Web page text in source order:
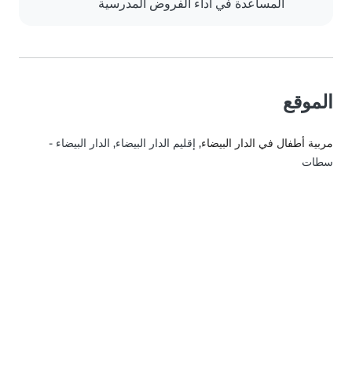
المساعدة في أداء الفروض المدرسية
الموقع
مربية أطفال في الدار البيضاء, إقليم الدار البيضاء, الدار البيضاء -
سطات